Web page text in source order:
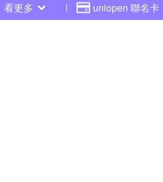
看更多 uniopen 聯名卡